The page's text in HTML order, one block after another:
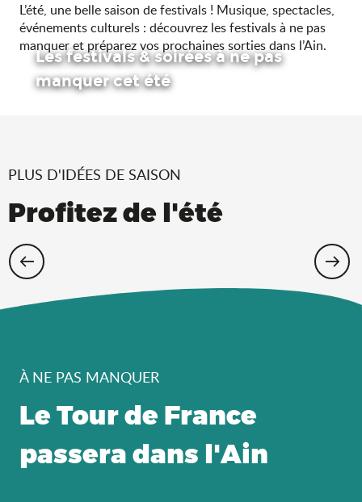
L’été, une belle saison de festivals ! Musique, spectacles,
événements culturels : découvrez les festivals à ne pas
manquer et préparez vos prochaines sorties dans l’Ain.
Les festivals & soirées à ne pas
manquer cet été
PLUS D'IDÉES DE SAISON
Profitez de l'été
Cet été, échappez-vous dans l’Ain !
À NE PAS MANQUER
Le Tour de France
passera dans l'Ain